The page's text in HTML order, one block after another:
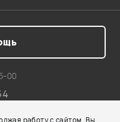
работу с сайтом, Вы
00